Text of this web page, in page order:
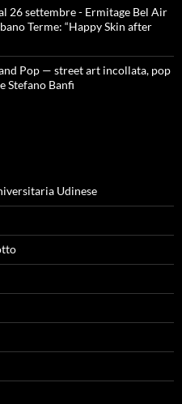
26 settembre - Ermitage Bel Air
Terme: “Happy Skin after
Pop — street art incollata, pop
Stefano Banfi
Udinese